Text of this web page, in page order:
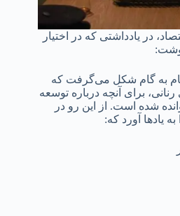
در یادداشتی که در اختیار
گام به گام شکل می‌گرفت که
رنانی، برای آنچه درباره توسعه
شده است. از این رو در
به یادها آورد که: